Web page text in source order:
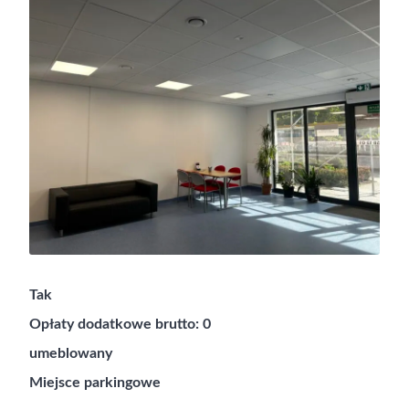
Tak
Opłaty dodatkowe brutto: 0
umeblowany
Miejsce parkingowe